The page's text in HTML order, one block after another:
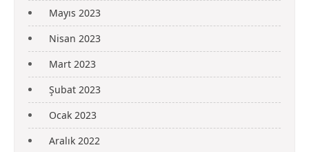
Mayıs 2023
Nisan 2023
Mart 2023
Şubat 2023
Ocak 2023
Aralık 2022